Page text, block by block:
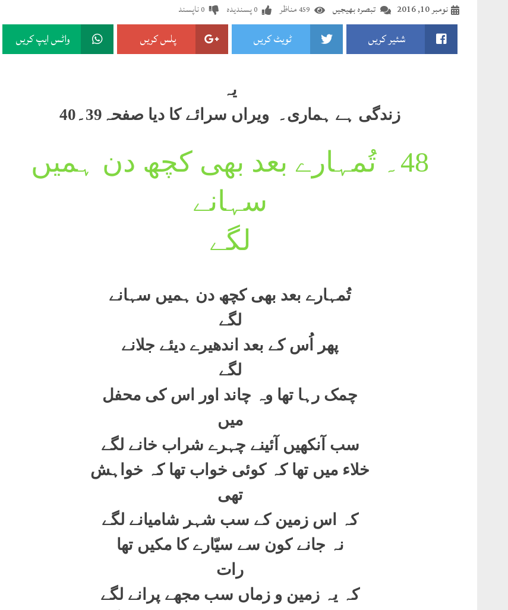
تبصرہ بھیجیں نومبر 10, 2016 459مناظر 0پسندیدہ 0ناپسند
شئیر کریں ٹویٹ کریں پلس کریں واٹس ایپ کریں
یہ
زندگی ہے ہماری۔ ویراں سرائے کا دیا صفحہ39۔40
48۔
تُمہارے بعد بھی کچھ دن ہمیں
سہانے
لگے
تُمہارے بعد بھی کچھ دن ہمیں سہانے
لگے
پھر اُس کے بعد اندھیرے دیئے جلانے
لگے
چمک رہا تھا وہ چاند اور اس کی محفل
میں
سب آنکھیں آئینے چہرے شراب خانے لگے
خلاء میں تھا کہ کوئی خواب تھا کہ خواہش
تھی
کہ اس زمین کے سب شہر شامیانے لگے
نہ جانے کون سے سیّارے کا مکیں تھا
رات
کہ یہ زمین و زماں سب مجھے پرانے لگے